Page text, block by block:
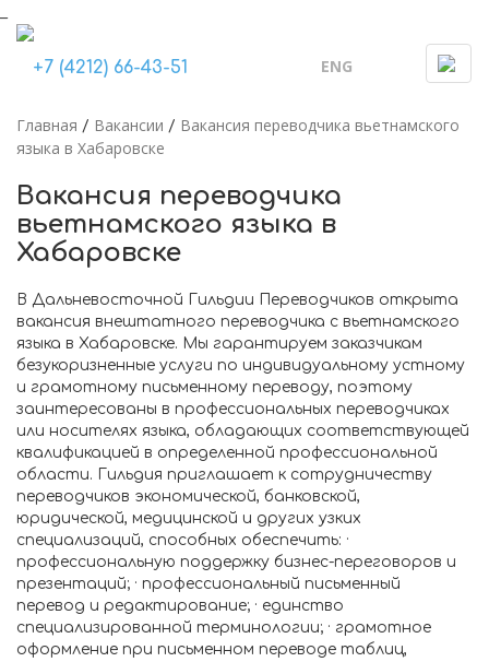
+7 (4212) 66-43-51 ENG
Главная / Вакансии / Вакансия переводчика вьетнамского
языка в Хабаровске
Вакансия переводчика
вьетнамского языка в
Хабаровске
В Дальневосточной Гильдии Переводчиков открыта
вакансия внештатного переводчика с вьетнамского
языка в Хабаровске. Мы гарантируем заказчикам
безукоризненные услуги по индивидуальному устному
и грамотному письменному переводу, поэтому
заинтересованы в профессиональных переводчиках
или носителях языка, обладающих соответствующей
квалификацией в определенной профессиональной
области. Гильдия приглашает к сотрудничеству
переводчиков экономической, банковской,
юридической, медицинской и других узких
специализаций, способных обеспечить: ·
профессиональную поддержку бизнес-переговоров и
презентаций; · профессиональный письменный
перевод и редактирование; · единство
специализированной терминологии; · грамотное
оформление при письменном переводе таблиц,